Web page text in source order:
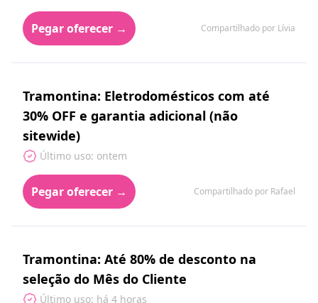
Pegar oferecer → Compartilhado por Lívia
Tramontina: Eletrodomésticos com até
30% OFF e garantia adicional (não
sitewide)
Último uso: ontem
Pegar oferecer → Compartilhado por Rafael
Tramontina: Até 80% de desconto na
seleção do Mês do Cliente
Último uso: há 4 horas